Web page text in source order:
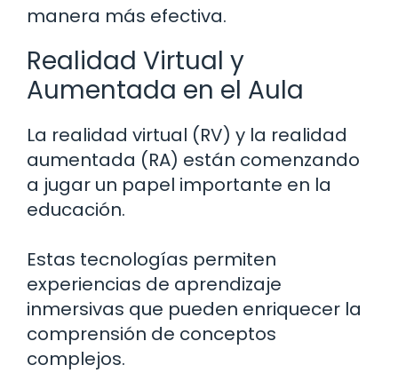
manera más efectiva.
Realidad Virtual y
Aumentada en el Aula
La realidad virtual (RV) y la realidad
aumentada (RA) están comenzando
a jugar un papel importante en la
educación.
Estas tecnologías permiten
experiencias de aprendizaje
inmersivas que pueden enriquecer la
comprensión de conceptos
complejos.